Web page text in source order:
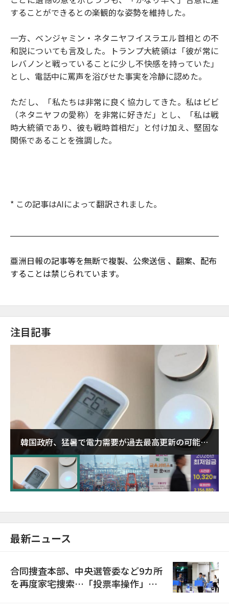
することができるとの楽観的な姿勢を維持した。
一方、ベンジャミン・ネタニヤフイスラエル首相との不
和説についても言及した。トランプ大統領は「彼が常に
レバノンと戦っていることに少し不快感を持っていた」
とし、電話中に罵声を浴びせた事実を冷静に認めた。
ただし、「私たちは非常に良く協力してきた。私はビビ
（ネタニヤフの愛称）を非常に好きだ」とし、「私は戦
時大統領であり、彼も戦時首相だ」と付け加え、堅固な
関係であることを強調した。
* この記事はAIによって翻訳されました。
亜洲日報の記事等を無断で複製、公衆送信 、翻案、配布
することは禁じられています。
注目記事
韓国政府、猛暑で電力需要が過去最高更新の可能性
に需給対応体制を点検
最新ニュース
合同捜査本部、中央選管委など9カ所
を再度家宅捜索…「投票率操作」の